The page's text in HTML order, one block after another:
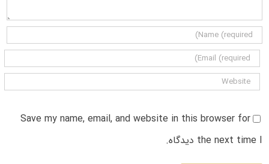
Save my name, email, and website in this browser for
the next time I دیدگاه.